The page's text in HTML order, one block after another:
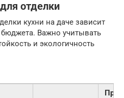
отделки
кухни на даче зависит
Важно учитывать
и экологичность